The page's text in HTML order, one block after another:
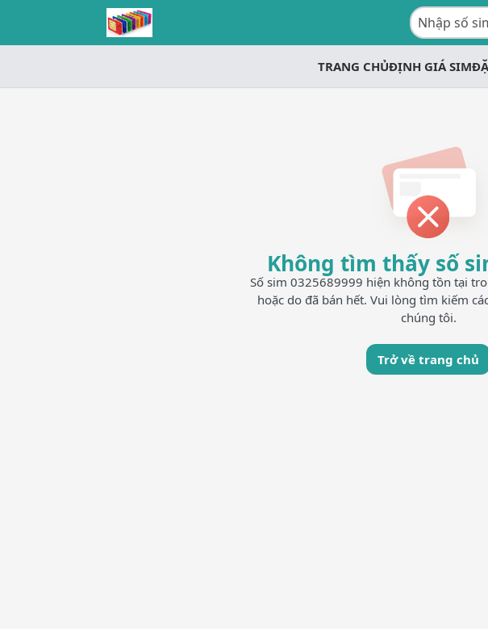
TRANG CHỦĐỊNH GIÁ SIM
Không tìm thấy số
Số sim 0325689999 hiện không tồn tại
hoặc do đã bán hết. Vui lòng tìm kiếm
chúng tôi.
Trở về trang chủ